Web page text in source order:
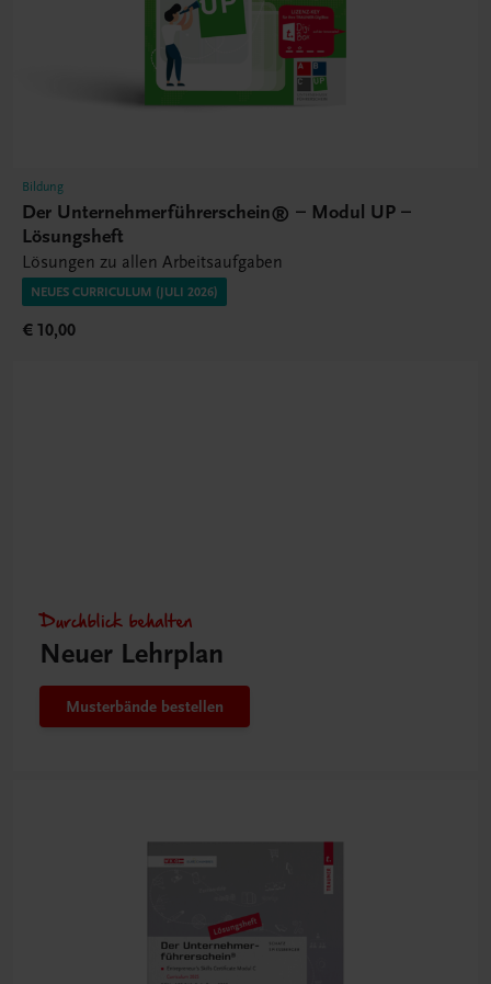
Bildung
Der Unternehmerführerschein® – Modul UP –
Lösungsheft
Lösungen zu allen Arbeitsaufgaben
NEUES CURRICULUM (JULI 2026)
€ 10,00
Durchblick behalten
Neuer Lehrplan
Musterbände bestellen